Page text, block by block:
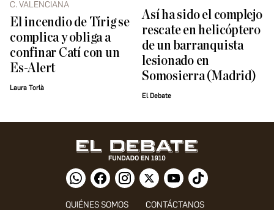
C. VALENCIANA
El incendio de Tírig se
complica y obliga a
confinar Catí con un
Es-Alert
Laura Torlà
Así ha sido el complejo
rescate en helicóptero
de un barranquista
lesionado en
Somosierra (Madrid)
El Debate
QUIÉNES SOMOS CONTÁCTANOS